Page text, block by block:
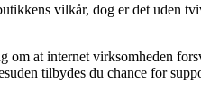
vilkår, dog er det uden
at internet virksomheden
tilbydes du chance for